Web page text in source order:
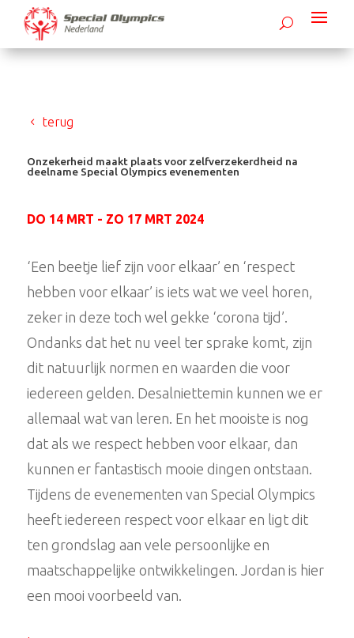
terug
Onzekerheid maakt plaats voor zelfverzekerdheid na
deelname Special Olympics evenementen
DO 14 MRT - ZO 17 MRT 2024
‘Een beetje lief zijn voor elkaar’ en ‘respect
hebben voor elkaar’ is iets wat we veel horen,
zeker in deze toch wel gekke ‘corona tijd’.
Ondanks dat het nu veel ter sprake komt, zijn
dit natuurlijk normen en waarden die voor
iedereen gelden. Desalniettemin kunnen we er
allemaal wat van leren. En het mooiste is nog
dat als we respect hebben voor elkaar, dan
kunnen er fantastisch mooie dingen ontstaan.
Tijdens de evenementen van Special Olympics
heeft iedereen respect voor elkaar en ligt dit
ten grondslag aan vele persoonlijke en
maatschappelijke ontwikkelingen. Jordan is hier
een mooi voorbeeld van.